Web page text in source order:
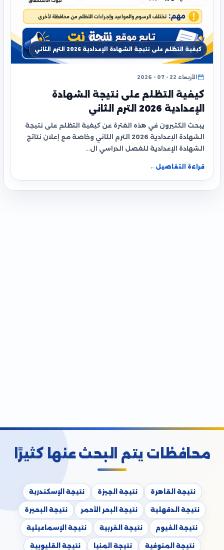
كيفية التظلم على نتيجة الشهادة الإعدادية 2026 الترم الثاني
الأربعاء 22 - 07 - 2026
كيفية التظلم على نتيجة الشهادة
الإعدادية 2026 الترم الثاني
يبحث الكثيرون في هذه الفترة عن كيفية التظلم على نتيجة
الشهادة الإعدادية 2026 الترم الثاني وخاصة مع إعلان نتائج
الشهادة الإعدادية للفصل الدراسي ال…
قراءة التفاصيل ←
محافظات يتم البحث عنها كثيرًا
نتيجة القاهرة نتيجة الجيزة نتيجة الإسكندرية
نتيجة الدقهلية نتيجة البحر الأحمر نتيجة البحيرة
نتيجة الفيوم نتيجة الغربية نتيجة الإسماعيلية
نتيجة المنوفية نتيجة المنيا نتيجة القليوبية